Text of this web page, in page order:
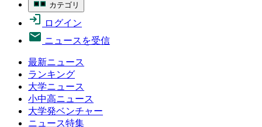
カテゴリ
ログイン
ニュースを受信
最新ニュース
ランキング
大学ニュース
小中高ニュース
大学発ベンチャー
ニュース特集